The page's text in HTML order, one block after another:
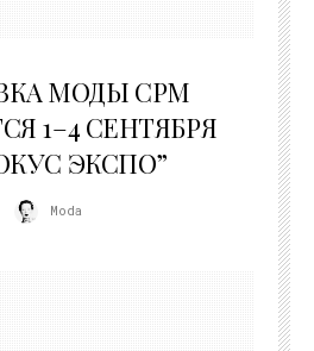
МОДЫ CPM
1–4 СЕНТЯБРЯ
ЭКСПО”
Moda